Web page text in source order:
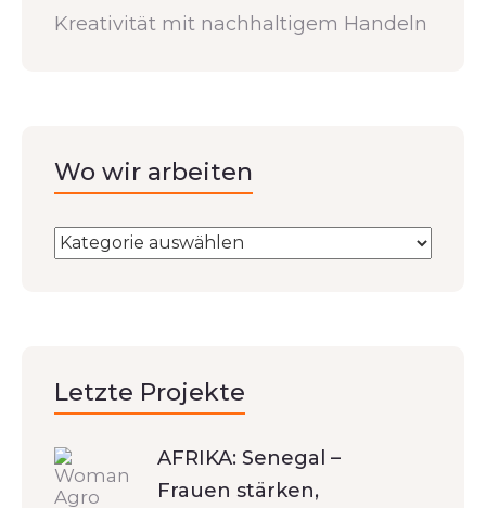
Kreativität mit nachhaltigem Handeln
Wo wir arbeiten
Letzte Projekte
AFRIKA: Senegal –
Frauen stärken,